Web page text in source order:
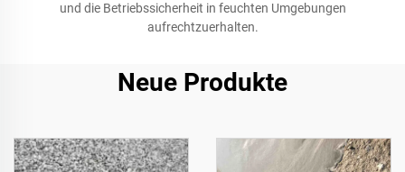
und die Betriebssicherheit in feuchten Umgebungen
aufrechtzuerhalten.
Neue Produkte